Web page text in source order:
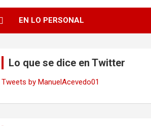
EN LO PERSONAL
Lo que se dice en Twitter
Tweets by ManuelAcevedo01